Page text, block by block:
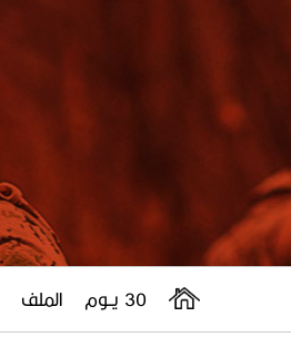
30 يــوم الملف